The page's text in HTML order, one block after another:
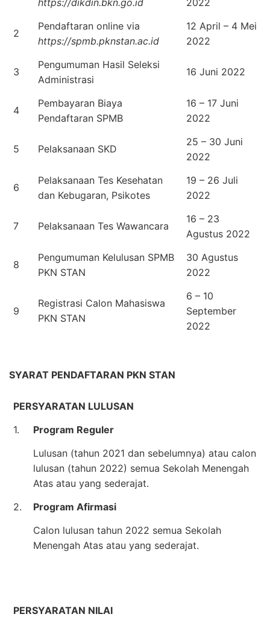
https://dikdin.bkn.go.id
2022
2
Pendaftaran online via
https://spmb.pknstan.ac.id
12 April – 4 Mei
2022
3
Pengumuman Hasil Seleksi
Administrasi
16 Juni 2022
4
Pembayaran Biaya
Pendaftaran SPMB
16 – 17 Juni
2022
5 Pelaksanaan SKD
25 – 30 Juni
2022
6
Pelaksanaan Tes Kesehatan
dan Kebugaran, Psikotes
19 – 26 Juli
2022
7 Pelaksanaan Tes Wawancara
16 – 23
Agustus 2022
8
Pengumuman Kelulusan SPMB
PKN STAN
30 Agustus
2022
9
Registrasi Calon Mahasiswa
PKN STAN
6 – 10
September
2022
SYARAT PENDAFTARAN PKN STAN
PERSYARATAN LULUSAN
1.
Program Reguler
Lulusan (tahun 2021 dan sebelumnya) atau calon
lulusan (tahun 2022) semua Sekolah Menengah
Atas atau yang sederajat.
2.
Program Afirmasi
Calon lulusan tahun 2022 semua Sekolah
Menengah Atas atau yang sederajat.
PERSYARATAN NILAI